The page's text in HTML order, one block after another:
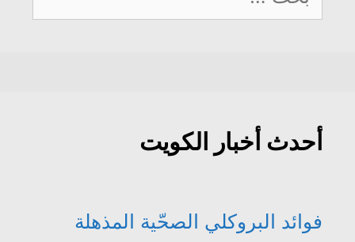
عن:
أحدث أخبار الكويت
فوائد البروكلي الصحّية المذهلة